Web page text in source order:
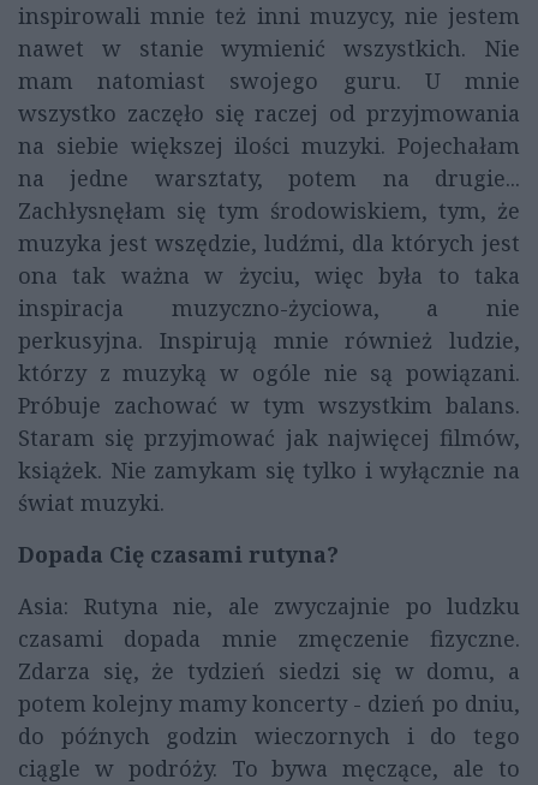
inspirowali mnie też inni muzycy, nie jestem
nawet w stanie wymienić wszystkich. Nie
mam natomiast swojego guru. U mnie
wszystko zaczęło się raczej od przyjmowania
na siebie większej ilości muzyki. Pojechałam
na jedne warsztaty, potem na drugie...
Zachłysnęłam się tym środowiskiem, tym, że
muzyka jest wszędzie, ludźmi, dla których jest
ona tak ważna w życiu, więc była to taka
inspiracja muzyczno-życiowa, a nie
perkusyjna. Inspirują mnie również ludzie,
którzy z muzyką w ogóle nie są powiązani.
Próbuje zachować w tym wszystkim balans.
Staram się przyjmować jak najwięcej filmów,
książek. Nie zamykam się tylko i wyłącznie na
świat muzyki.
Dopada Cię czasami rutyna?
Asia: Rutyna nie, ale zwyczajnie po ludzku
czasami dopada mnie zmęczenie fizyczne.
Zdarza się, że tydzień siedzi się w domu, a
potem kolejny mamy koncerty - dzień po dniu,
do późnych godzin wieczornych i do tego
ciągle w podróży. To bywa męczące, ale to